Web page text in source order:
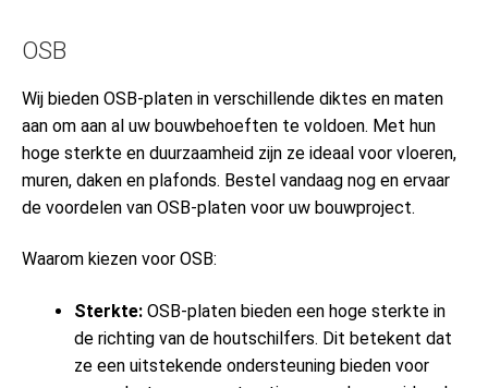
OSB
Wij bieden OSB-platen in verschillende diktes en maten
aan om aan al uw bouwbehoeften te voldoen. Met hun
hoge sterkte en duurzaamheid zijn ze ideaal voor vloeren,
muren, daken en plafonds. Bestel vandaag nog en ervaar
de voordelen van OSB-platen voor uw bouwproject.
Waarom kiezen voor OSB:
Sterkte: OSB-platen bieden een hoge sterkte in
de richting van de houtschilfers. Dit betekent dat
ze een uitstekende ondersteuning bieden voor